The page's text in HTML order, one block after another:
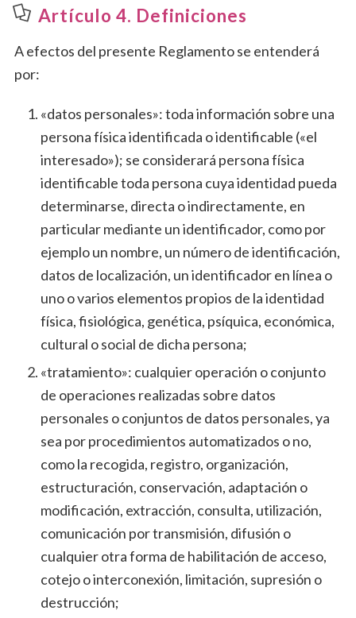
Artículo 4. Definiciones
A efectos del presente Reglamento se entenderá
por:
«datos personales»: toda información sobre una
persona física identificada o identificable («el
interesado»); se considerará persona física
identificable toda persona cuya identidad pueda
determinarse, directa o indirectamente, en
particular mediante un identificador, como por
ejemplo un nombre, un número de identificación,
datos de localización, un identificador en línea o
uno o varios elementos propios de la identidad
física, fisiológica, genética, psíquica, económica,
cultural o social de dicha persona;
«tratamiento»: cualquier operación o conjunto
de operaciones realizadas sobre datos
personales o conjuntos de datos personales, ya
sea por procedimientos automatizados o no,
como la recogida, registro, organización,
estructuración, conservación, adaptación o
modificación, extracción, consulta, utilización,
comunicación por transmisión, difusión o
cualquier otra forma de habilitación de acceso,
cotejo o interconexión, limitación, supresión o
destrucción;